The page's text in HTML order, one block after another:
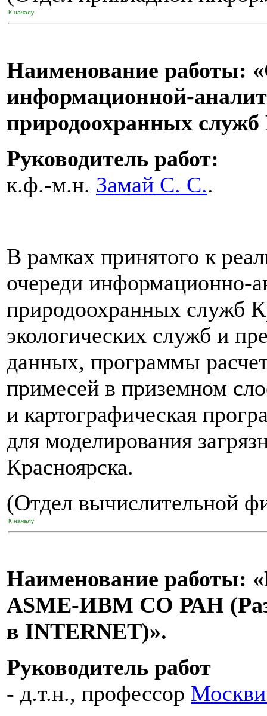
К началу
Наименование работы:
информационной-
природоохранных служб
Руководитель работ:
к.ф.-м.н. Замай С. С..
В рамках принятого к
очереди информационно-
природоохранных служб
экологических служб и
данных, программы
примесей в приземном
и картографическая
для моделирования
Красноярска.
(Отдел вычислительной
К началу
Наименование работы:
ASME-ИВМ СО РАН
в INTERNET)».
Руководитель работ
- д.т.н., профессор